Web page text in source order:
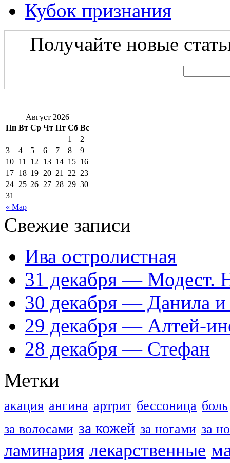
Кубок признания
Получайте новые
Август 2026
Пн Вт Ср Чт Пт Сб Вс
« Мар
1
2
3
4 5 6 7 8
9
10 11 12 13 14 15 16
17 18 19 20 21 22 23
24 25 26 27 28 29 30
31
Свежие записи
Ива остролистная
31 декабря — Модест.
30 декабря — Данила
29 декабря — Алтей-
28 декабря — Стефан
Метки
акация ангина артрит бессоница боль
за волосами за кожей за ногами за
ламинария лекарственные